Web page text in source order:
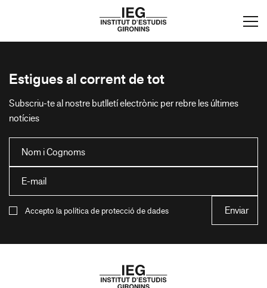
Estigues al corrent de tot
Subscriu-te al nostre butlletí electrònic per rebre les últimes
notícies
Accepto la política de protecció de dades